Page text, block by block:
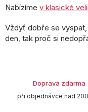
Nabízíme v klasické
Vždyť dobře se
den, tak proč si
Doprava zdarma
při objednávce nad